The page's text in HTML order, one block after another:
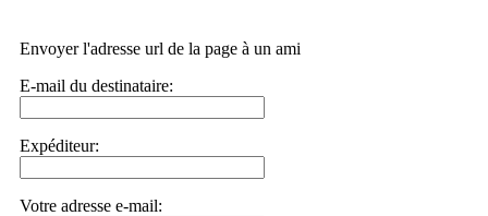
Envoyer l'adresse url de la page à un ami
E-mail du destinataire:
Expéditeur:
Votre adresse e-mail: